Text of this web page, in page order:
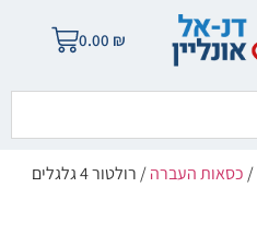
0.00 ₪
/כסאות העברה
/ רולטור 4 גלגלים